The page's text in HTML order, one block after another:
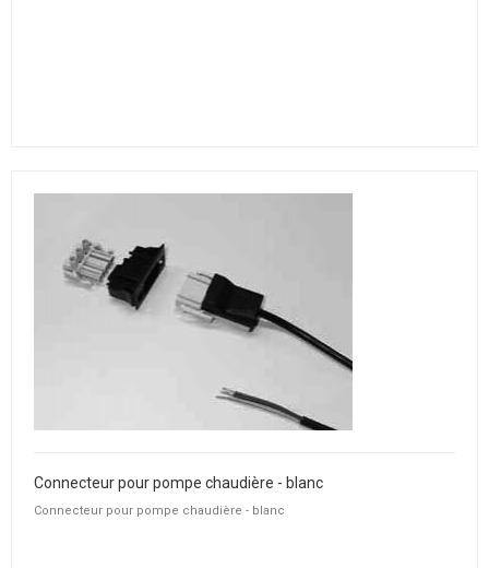
Connecteur pour pompe chaudière - blanc
Connecteur pour pompe chaudière - blanc